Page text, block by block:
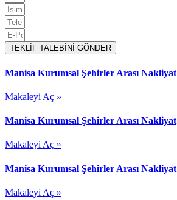
TEKLİF TALEBİNİ GÖNDER
Manisa Kurumsal Şehirler Arası Nakliyat
Makaleyi Aç »
Manisa Kurumsal Şehirler Arası Nakliyat
Makaleyi Aç »
Manisa Kurumsal Şehirler Arası Nakliyat
Makaleyi Aç »